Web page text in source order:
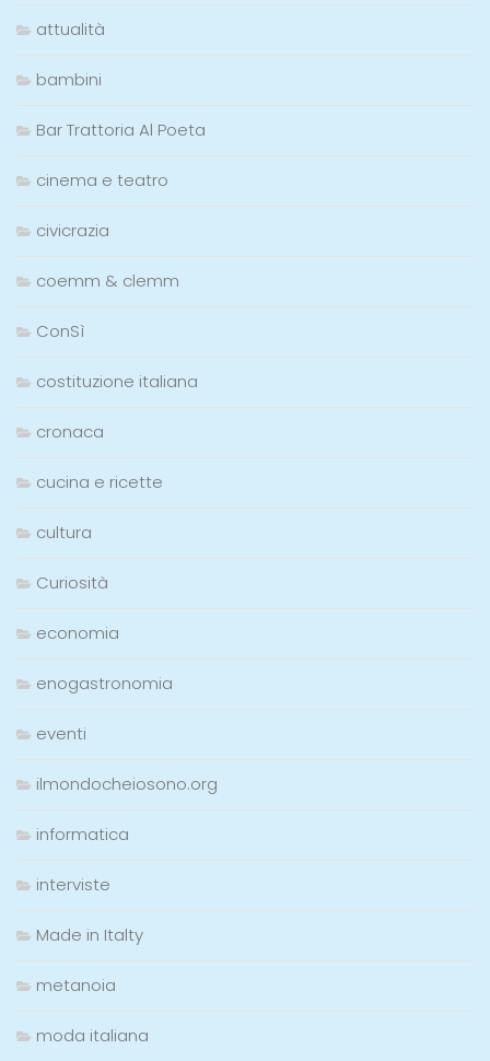
attualità
bambini
Bar Trattoria Al Poeta
cinema e teatro
civicrazia
coemm & clemm
ConSì
costituzione italiana
cronaca
cucina e ricette
cultura
Curiosità
economia
enogastronomia
eventi
ilmondocheiosono.org
informatica
interviste
Made in Italty
metanoia
moda italiana